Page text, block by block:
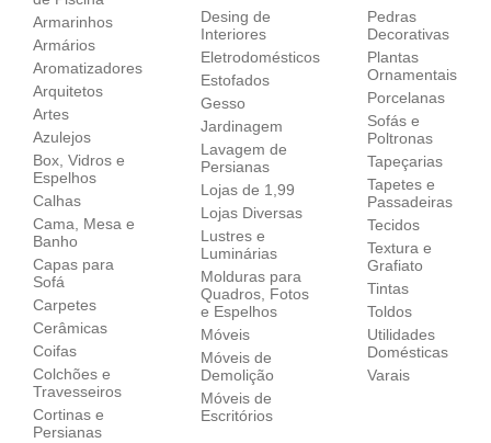
Armarinhos
Armários
Aromatizadores
Arquitetos
Artes
Azulejos
Box, Vidros e
Espelhos
Calhas
Cama, Mesa e
Banho
Capas para
Sofá
Carpetes
Cerâmicas
Coifas
Colchões e
Travesseiros
Cortinas e
Persianas
Desing de
Interiores
Eletrodomésticos
Estofados
Gesso
Jardinagem
Lavagem de
Persianas
Lojas de 1,99
Lojas Diversas
Lustres e
Luminárias
Molduras para
Quadros, Fotos
e Espelhos
Móveis
Móveis de
Demolição
Móveis de
Escritórios
Pedras
Decorativas
Plantas
Ornamentais
Porcelanas
Sofás e
Poltronas
Tapeçarias
Tapetes e
Passadeiras
Tecidos
Textura e
Grafiato
Tintas
Toldos
Utilidades
Domésticas
Varais